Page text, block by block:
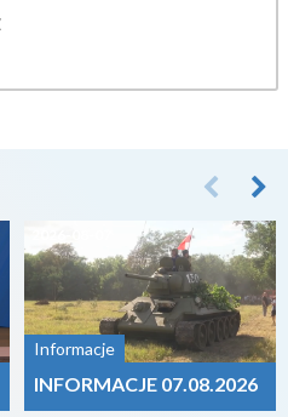
Informacje
INFORMACJE 07.08.2026